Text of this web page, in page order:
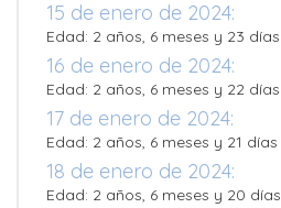
15 de enero de 2024:
Edad: 2 años, 6 meses y 23 días
16 de enero de 2024:
Edad: 2 años, 6 meses y 22 días
17 de enero de 2024:
Edad: 2 años, 6 meses y 21 días
18 de enero de 2024:
Edad: 2 años, 6 meses y 20 días